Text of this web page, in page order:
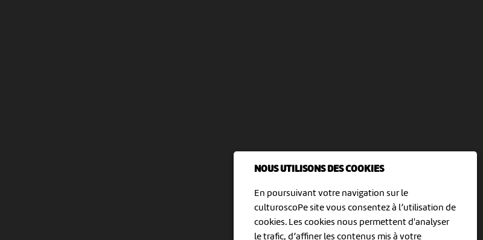
NOUS UTILISONS DES COOKIES
En poursuivant votre navigation sur le
culturoscoPe site vous consentez à l’utilisation de
cookies. Les cookies nous permettent d'analyser
le trafic, d’affiner les contenus mis à votre